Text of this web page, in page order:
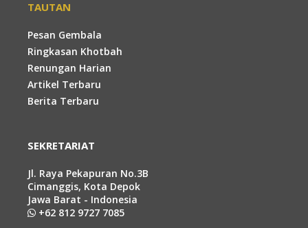
TAUTAN
Pesan Gembala
Ringkasan Khotbah
Renungan Harian
Artikel Terbaru
Berita Terbaru
SEKRETARIAT
Jl. Raya Pekapuran No.3B
Cimanggis, Kota Depok
Jawa Barat - Indonesia
+62 812 9727 7085